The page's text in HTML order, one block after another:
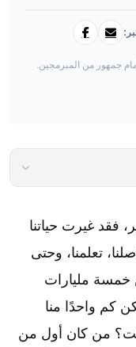
جمهور من المبرمجين.
فقد غيرت حياتنا
تعلمنا، وحتى
خمسة مليارات
كم واحدًا منا
من كان أول من